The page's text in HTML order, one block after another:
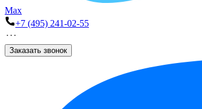
Max
+7 (495) 241-02-55
Заказать звонок